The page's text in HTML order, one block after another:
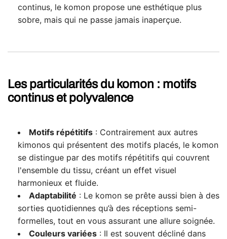
continus, le komon propose une esthétique plus
sobre, mais qui ne passe jamais inaperçue.
Les particularités du komon : motifs
continus et polyvalence
Motifs répétitifs : Contrairement aux autres
kimonos qui présentent des motifs placés, le komon
se distingue par des motifs répétitifs qui couvrent
l'ensemble du tissu, créant un effet visuel
harmonieux et fluide.
Adaptabilité : Le komon se prête aussi bien à des
sorties quotidiennes qu’à des réceptions semi-
formelles, tout en vous assurant une allure soignée.
Couleurs variées : Il est souvent décliné dans